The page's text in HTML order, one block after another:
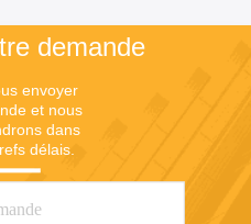
demande
envoyer
et nous
dans
délais.